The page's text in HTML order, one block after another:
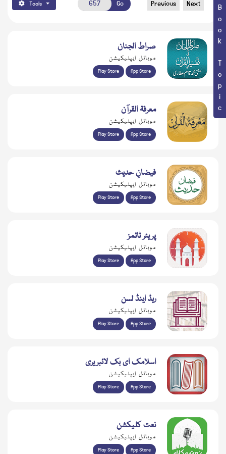
Book Topic
Tools Go Previous Next
صراط الجنان
موبائل ایپلیکیشن
Play Store App Store
معرفۃ القرآن
موبائل ایپلیکیشن
Play Store App Store
فیضانِ حدیث
موبائل ایپلیکیشن
Play Store App Store
پریئر ٹائمز
موبائل ایپلیکیشن
Play Store App Store
ریڈ اینڈ لسن
موبائل ایپلیکیشن
Play Store App Store
اسلامک ای بک لائبریری
موبائل ایپلیکیشن
Play Store App Store
نعت کلیکشن
موبائل ایپلیکیشن
Play Store App Store